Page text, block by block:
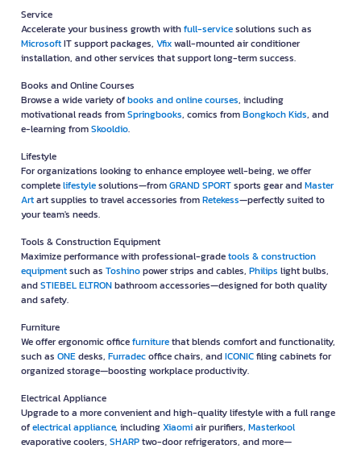
Service
Accelerate your business growth withfull-servicesolutions such as
MicrosoftIT support packages, Vfixwall-mounted air conditioner
installation, and other services that support long-term success.
Books and Online Courses
Browse a wide variety ofbooks and online courses, including
motivational reads fromSpringbooks, comics fromBongkoch Kids, and
e-learning fromSkooldio.
Lifestyle
For organizations looking to enhance employee well-being, we offer
completelifestylesolutions—fromGRAND SPORTsports gear andMaster
Artart supplies to travel accessories fromRetekess—perfectly suited to
your team's needs.
Tools & Construction Equipment
Maximize performance with professional-gradetools & construction
equipmentsuch as Toshinopower strips and cables, Philips light bulbs,
andSTIEBEL ELTRONbathroom accessories—designed for both quality
and safety.
Furniture
We offer ergonomic officefurniturethat blends comfort and functionality,
such as ONEdesks, Furradecoffice chairs, andICONICfiling cabinets for
organized storage—boosting workplace productivity.
Electrical Appliance
Upgrade to a more convenient and high-quality lifestyle with a full range
ofelectrical appliance, includingXiaomiair purifiers, Masterkool
evaporative coolers, SHARPtwo-door refrigerators, and more—